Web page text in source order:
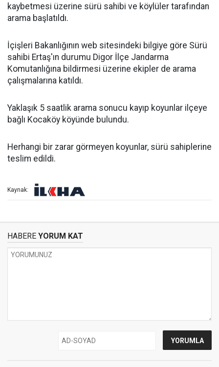
kaybetmesi üzerine sürü sahibi ve köylüler tarafından
arama başlatıldı.
İçişleri Bakanlığının web sitesindeki bilgiye göre Sürü
sahibi Ertaş'ın durumu Digor İlçe Jandarma
Komutanlığına bildirmesi üzerine ekipler de arama
çalışmalarına katıldı.
Yaklaşık 5 saatlik arama sonucu kayıp koyunlar ilçeye
bağlı Kocaköy köyünde bulundu.
Herhangi bir zarar görmeyen koyunlar, sürü sahiplerine
teslim edildi.
Kaynak:
HABERE YORUM KAT